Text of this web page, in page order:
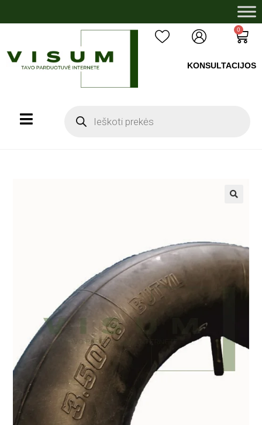
0
KONSULTACIJOS